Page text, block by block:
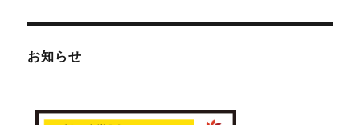
お知らせ